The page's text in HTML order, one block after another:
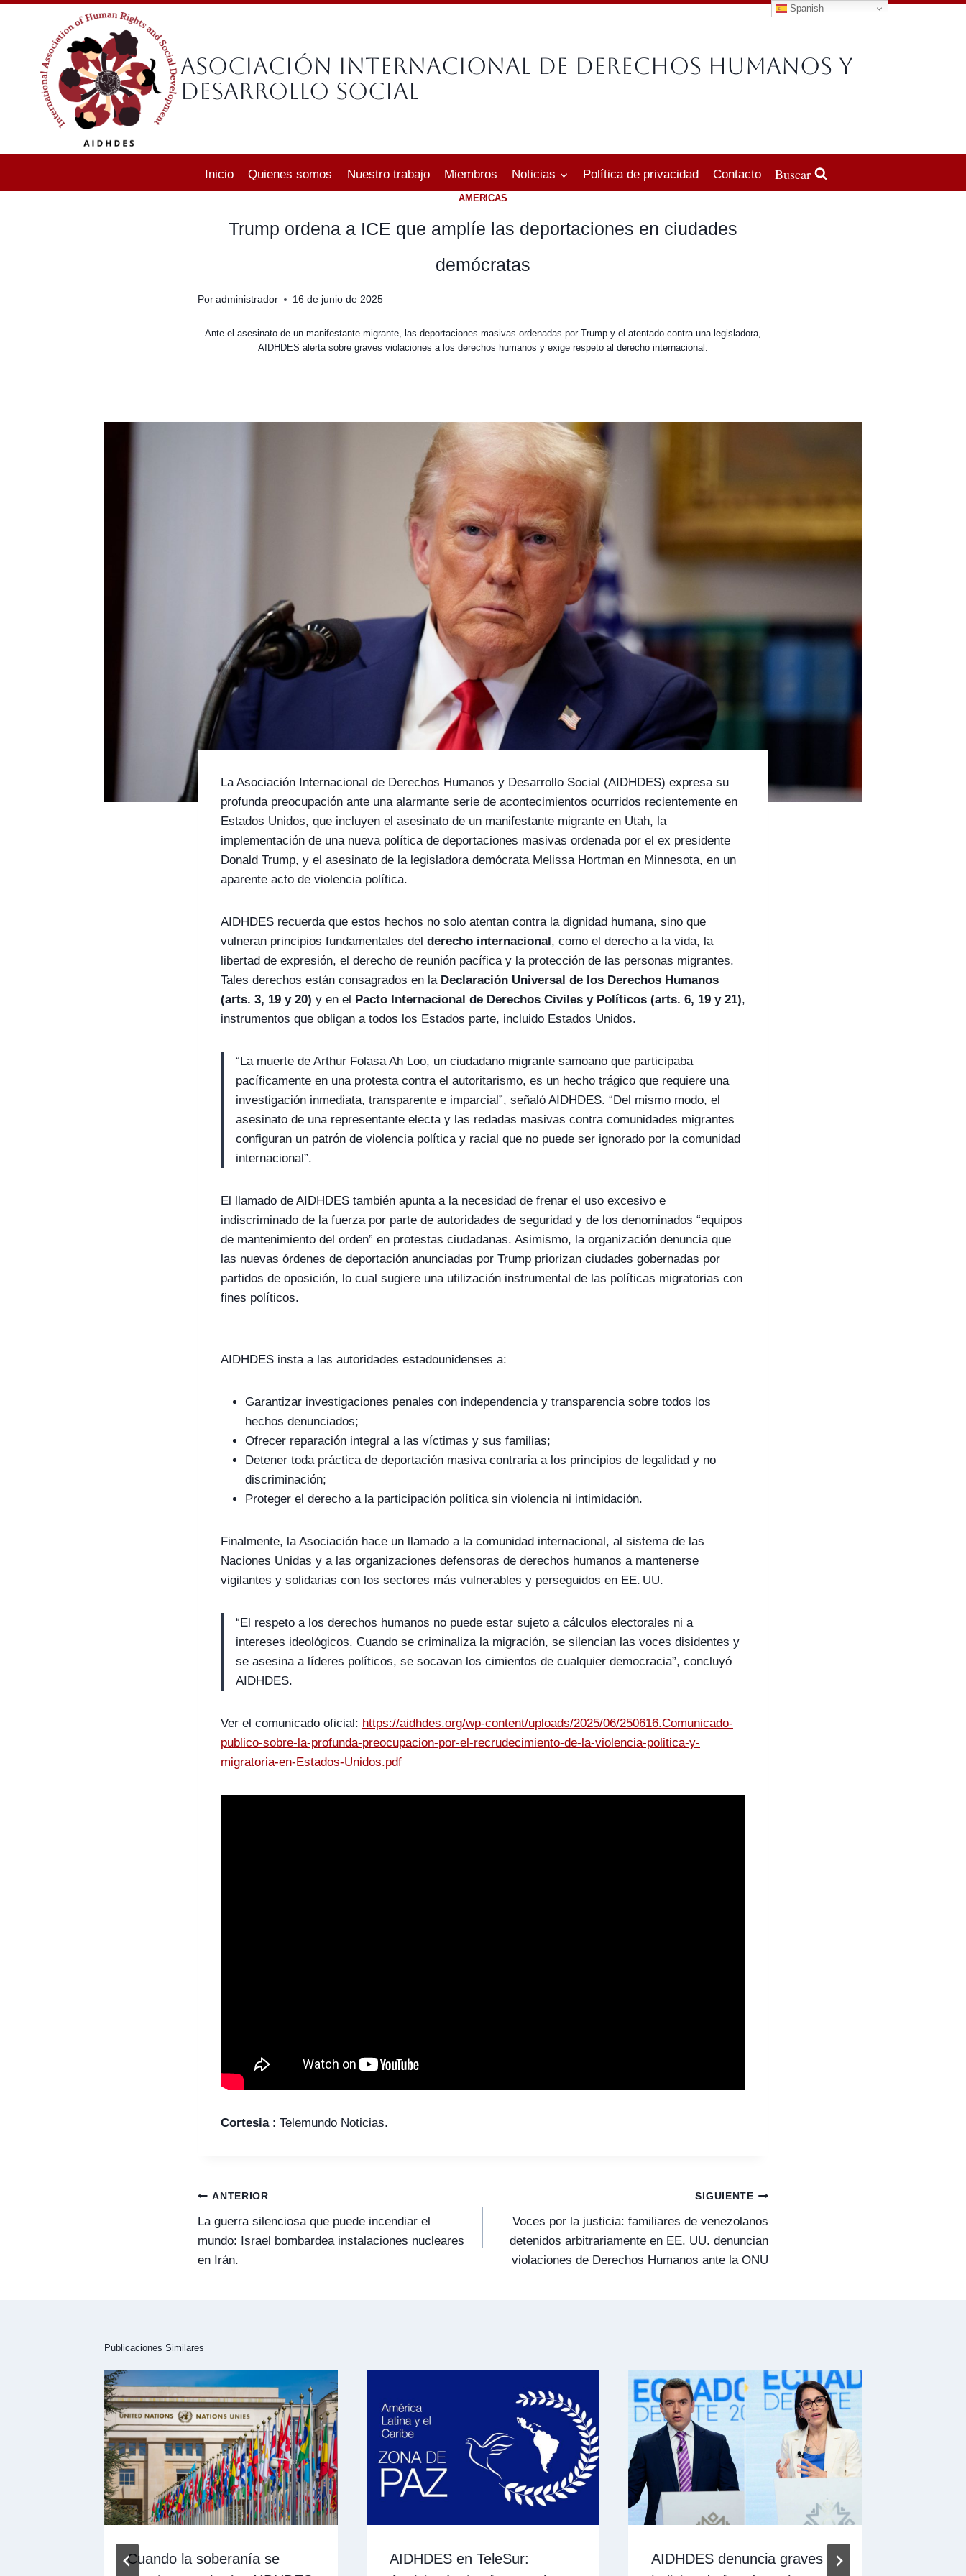
contenido
Asociación Internacional de Derechos Humanos y
Desarrollo Social
Inicio Quienes somos Nuestro trabajo Miembros Noticias Política de privacidad Contacto Buscar
AMERICAS
Trump ordena a ICE que amplíe las deportaciones en ciudades
demócratas
Por administrador 16 de junio de 2025
Ante el asesinato de un manifestante migrante, las deportaciones masivas ordenadas por Trump y el atentado contra una legisladora,
AIDHDES alerta sobre graves violaciones a los derechos humanos y exige respeto al derecho internacional.
La Asociación Internacional de Derechos Humanos y Desarrollo Social (AIDHDES) expresa su
profunda preocupación ante una alarmante serie de acontecimientos ocurridos recientemente en
Estados Unidos, que incluyen el asesinato de un manifestante migrante en Utah, la
implementación de una nueva política de deportaciones masivas ordenada por el ex presidente
Donald Trump, y el asesinato de la legisladora demócrata Melissa Hortman en Minnesota, en un
aparente acto de violencia política.
AIDHDES recuerda que estos hechos no solo atentan contra la dignidad humana, sino que
vulneran principios fundamentales del derecho internacional, como el derecho a la vida, la
libertad de expresión, el derecho de reunión pacífica y la protección de las personas migrantes.
Tales derechos están consagrados en la Declaración Universal de los Derechos Humanos
(arts. 3, 19 y 20) y en el Pacto Internacional de Derechos Civiles y Políticos (arts. 6, 19 y 21),
instrumentos que obligan a todos los Estados parte, incluido Estados Unidos.
“La muerte de Arthur Folasa Ah Loo, un ciudadano migrante samoano que participaba
pacíficamente en una protesta contra el autoritarismo, es un hecho trágico que requiere una
investigación inmediata, transparente e imparcial”, señaló AIDHDES. “Del mismo modo, el
asesinato de una representante electa y las redadas masivas contra comunidades migrantes
configuran un patrón de violencia política y racial que no puede ser ignorado por la comunidad
internacional”.
El llamado de AIDHDES también apunta a la necesidad de frenar el uso excesivo e
indiscriminado de la fuerza por parte de autoridades de seguridad y de los denominados “equipos
de mantenimiento del orden” en protestas ciudadanas. Asimismo, la organización denuncia que
las nuevas órdenes de deportación anunciadas por Trump priorizan ciudades gobernadas por
partidos de oposición, lo cual sugiere una utilización instrumental de las políticas migratorias con
fines políticos.
AIDHDES insta a las autoridades estadounidenses a:
Garantizar investigaciones penales con independencia y transparencia sobre todos los
hechos denunciados;
Ofrecer reparación integral a las víctimas y sus familias;
Detener toda práctica de deportación masiva contraria a los principios de legalidad y no
discriminación;
Proteger el derecho a la participación política sin violencia ni intimidación.
Finalmente, la Asociación hace un llamado a la comunidad internacional, al sistema de las
Naciones Unidas y a las organizaciones defensoras de derechos humanos a mantenerse
vigilantes y solidarias con los sectores más vulnerables y perseguidos en EE. UU.
“El respeto a los derechos humanos no puede estar sujeto a cálculos electorales ni a
intereses ideológicos. Cuando se criminaliza la migración, se silencian las voces disidentes y
se asesina a líderes políticos, se socavan los cimientos de cualquier democracia”, concluyó
AIDHDES.
Ver el comunicado oficial: https://aidhdes.org/wp-content/uploads/2025/06/250616.Comunicado-
publico-sobre-la-profunda-preocupacion-por-el-recrudecimiento-de-la-violencia-politica-y-
migratoria-en-Estados-Unidos.pdf
Cortesia: Telemundo Noticias.
Navegación
entradas
ANTERIOR
La guerra silenciosa que puede incendiar el
mundo: Israel bombardea instalaciones nucleares
en Irán.
SIGUIENTE
Voces por la justicia: familiares de venezolanos
detenidos arbitrariamente en EE. UU. denuncian
violaciones de Derechos Humanos ante la ONU
Publicaciones Similares
Cuando la soberanía se
AIDHDES en TeleSur:
AIDHDES denuncia graves
Spanish